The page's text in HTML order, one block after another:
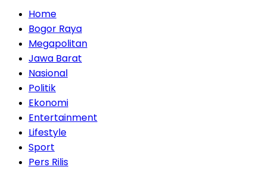
Home
Bogor Raya
Megapolitan
Jawa Barat
Nasional
Politik
Ekonomi
Entertainment
Lifestyle
Sport
Pers Rilis